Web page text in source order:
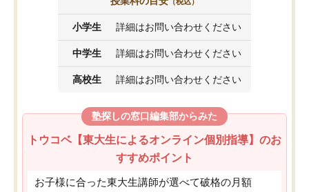
（税込）
小学生 詳細はお問い合わせください
中学生 詳細はお問い合わせください
高校生 詳細はお問い合わせください
塾探しの窓口編集部からみた
トウコベ【東大生によるオンライン個別指導】のお
すすめポイント
お子様に合った東大生講師が選べて破格の月額